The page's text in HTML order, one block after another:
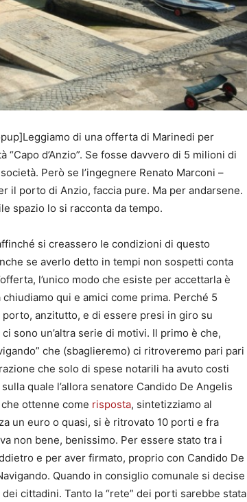
di una offerta di Marinedi per
d’Anzio”. Se fosse davvero di 5 milioni di
Però se l’ingegnere Renato Marconi –
il porto di Anzio, faccia pure. Ma per andarsene.
spazio lo si racconta da tempo.
si creassero le condizioni di questo
se averlo detto in tempi non sospetti conta
l’unico modo che esiste per accettarla è
qui e amici come prima. Perché 5
anzitutto, e di essere presi in giro su
sono un’altra serie di motivi. Il primo è che,
che (sbaglieremo) ci ritroveremo pari pari
che solo di spese notarili ha avuto costi
sulla quale l’allora senatore Candido De Angelis
ottenne come risposta, sintetizziamo al
un euro o quasi, si è ritrovato 10 porti e fra
non bene, benissimo. Per essere stato tra i
e per aver firmato, proprio con Candido De
Quando in consiglio comunale si decise
cittadini. Tanto la “rete” dei porti sarebbe stata